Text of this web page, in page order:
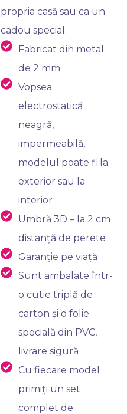
propria casă sau ca un
cadou special.
Fabricat din metal
de 2 mm
Vopsea
electrostatică
neagră,
impermeabilă,
modelul poate fi la
exterior sau la
interior
Umbră 3D – la 2 cm
distanță de perete
Garanție pe viață
Sunt ambalate într-
o cutie triplă de
carton și o folie
specială din PVC,
livrare sigură
Cu fiecare model
primiți un set
complet de